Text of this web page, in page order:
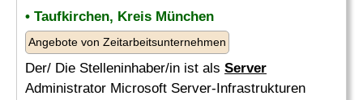
• Taufkirchen, Kreis München
Angebote von Zeitarbeitsunternehmen
Der/ Die Stelleninhaber/in ist als Server
Administrator Microsoft Server-Infrastrukturen